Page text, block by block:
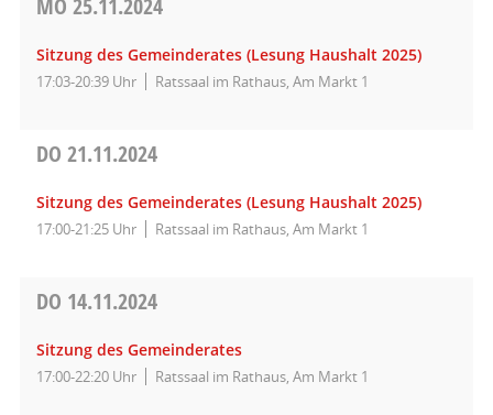
Sitzung des Gemeinderates (Lesung Haushalt 2025)
17:03-20:39 Uhr Ratssaal im Rathaus, Am Markt 1
DO 21.11.2024
Sitzung des Gemeinderates (Lesung Haushalt 2025)
17:00-21:25 Uhr Ratssaal im Rathaus, Am Markt 1
DO 14.11.2024
Sitzung des Gemeinderates
17:00-22:20 Uhr Ratssaal im Rathaus, Am Markt 1